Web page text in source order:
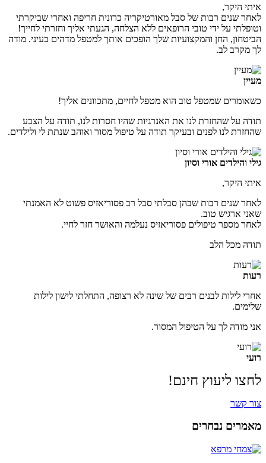
איתי היקר,
לאחר שנים רבות של סבל מאורטיקריה כרונית חריפה ואחרי שביקרתי
וטופלתי על ידי טובי הרופאים ללא הצלחה, הגעתי אליך וחזרתי לחייך!
הביטחון, החן והמקצועיות שלך הופכים אותך למטפל מדהים בעיני. מודה
לך מקרב לב.
מעיין
כשאומרים שמטפל טוב הוא מטפל לחיים, מתכוונים אליך!
תודה על שהחזרת לנו את האנרגיות שהיו חסרות לנו, תודה על הצבע
שהחזרת לנו לפנים ובעיקר תודה על טיפול מסור ואוהב שנתת לי ולילדים.
גילי והילדים אורי וסיון
איתי היקר,
לאחר שנים רבות שבהן סבלתי סבל רב פסוריאזיס פשוט לא האמנתי
שאני ארגיש טוב.
לאחר מספר טיפולים פסוריאזיס נעלמה והאושר חזר לחיי.
תודה מכל הלב
רעות
אחרי לילות לבנים רבים של שינה לא רצופה, התחלתי לישון לילות
שלימים.
אני מודה לך על הטיפול המסור.
רועי
לחצו ליעוץ חינם!
צור קשר
מאמרים נבחרים